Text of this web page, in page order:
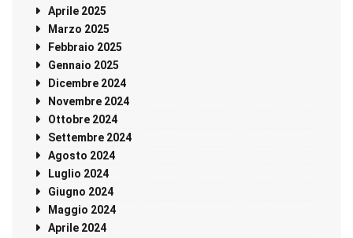
Aprile 2025
Marzo 2025
Febbraio 2025
Gennaio 2025
Dicembre 2024
Novembre 2024
Ottobre 2024
Settembre 2024
Agosto 2024
Luglio 2024
Giugno 2024
Maggio 2024
Aprile 2024